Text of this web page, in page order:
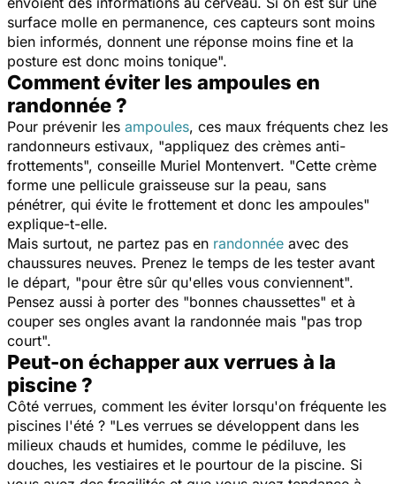
surface molle en permanence, ces capteurs sont moins
bien informés, donnent une réponse moins fine et la
posture est donc moins tonique".
Comment éviter les ampoules en
randonnée ?
Pour prévenir les ampoules, ces maux fréquents chez les
randonneurs estivaux, "appliquez des crèmes anti-
frottements", conseille Muriel Montenvert. "Cette crème
forme une pellicule graisseuse sur la peau, sans
pénétrer, qui évite le frottement et donc les ampoules"
explique-t-elle.
Mais surtout, ne partez pas en randonnée avec des
chaussures neuves. Prenez le temps de les tester avant
le départ, "pour être sûr qu'elles vous conviennent".
Pensez aussi à porter des "bonnes chaussettes" et à
couper ses ongles avant la randonnée mais "pas trop
court".
Peut-on échapper aux verrues à la
piscine ?
Côté verrues, comment les éviter lorsqu'on fréquente les
piscines l'été ? "Les verrues se développent dans les
milieux chauds et humides, comme le pédiluve, les
douches, les vestiaires et le pourtour de la piscine. Si